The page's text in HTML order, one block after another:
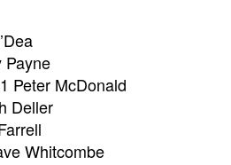
Payne
Peter McDonald
Deller
Whitcombe